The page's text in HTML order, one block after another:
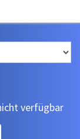
verfügbar